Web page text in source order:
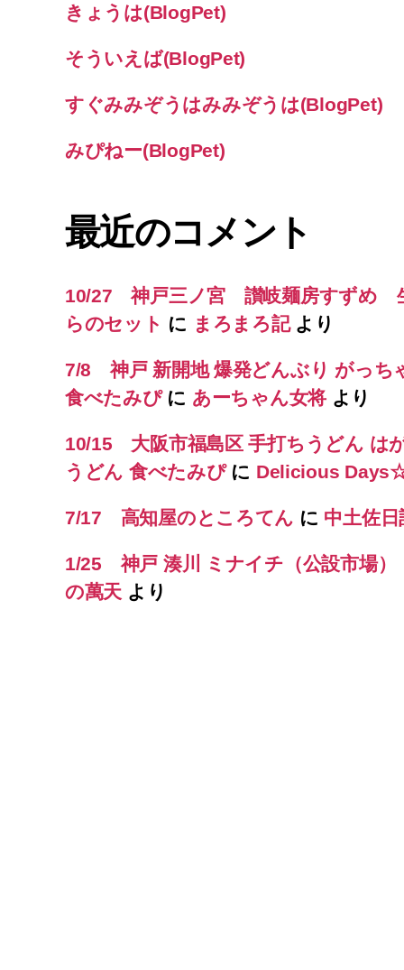
きょうは(BlogPet)
そういえば(BlogPet)
すぐみみぞうはみみぞうは(BlogPet)
みぴねー(BlogPet)
最近のコメント
10/27 神戸三ノ宮 讃岐麺房すずめ
らのセット に まろまろ記より
7/8 神戸 新開地 爆発どんぶり がっち
食べたみぴに あーちゃん女将より
10/15 大阪市福島区 手打ちうどん は
うどん 食べたみぴに Delicious
7/17 高知屋のところてん に 中土佐日
1/25 神戸 湊川 ミナイチ（公設市場
の萬天 より